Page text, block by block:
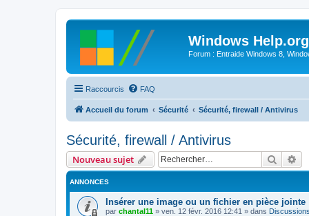
Windows Help.org
Forum : Entraide Windows 8,
Raccourcis FAQ
Accueil du forum Sécurité Sécurité, firewall / Antivirus
Sécurité, firewall / Antivirus
Nouveau sujet
ANNONCES
Insérer une image ou un fichier en pièce jointe
par chantal11 » ven. 12 févr. 2016 12:41 » dans